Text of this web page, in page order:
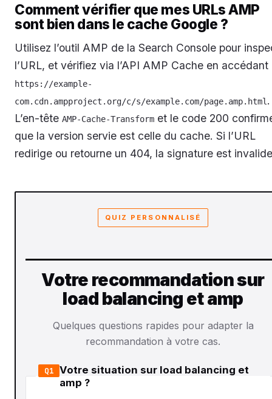
Comment vérifier que mes URLs AMP
sont bien dans le cache Google ?
Utilisez l’outil AMP de la Search Console pour
l’URL, et vérifiez via l’API AMP Cache en accédant
https://example-
com.cdn.ampproject.org/c/s/example.com/page.amp.html .
L’en-tête AMP-Cache-Transform et le code 200
que la version servie est celle du cache. Si l’URL
redirige ou retourne un 404, la signature est
QUIZ PERSONNALISÉ
Votre recommandation sur
load balancing et amp
Quelques questions rapides pour adapter la
recommandation à votre cas.
Q1 Votre situation sur load balancing et
amp ?